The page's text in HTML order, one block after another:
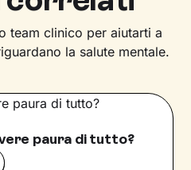
team clinico per aiutarti a
la salute mentale.
paura di tutto?